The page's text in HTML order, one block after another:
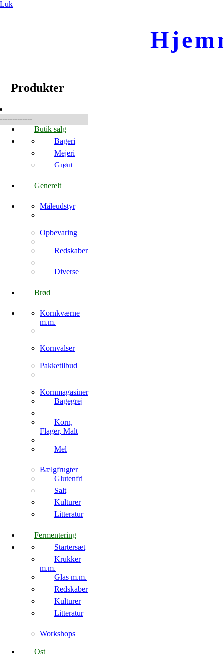
Luk
Produkter
-------------
Butik salg
Bageri
Mejeri
Grønt
Generelt
Måleudstyr
Opbevaring
Redskaber
Diverse
Brød
Kornkværne
m.m.
Kornvalser
Pakketilbud
Kornmagasiner
Bagegrej
Korn,
Flager, Malt
Mel
Bælgfrugter
Glutenfri
Salt
Kulturer
Litteratur
Fermentering
Startersæt
Krukker
m.m.
Glas m.m.
Redskaber
Kulturer
Litteratur
Workshops
Ost